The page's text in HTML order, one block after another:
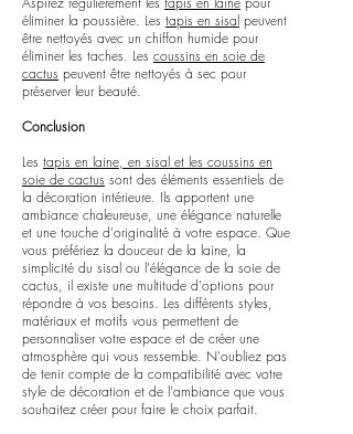
éliminer la poussière. Les tapis en sisal peuvent
être nettoyés avec un chiffon humide pour
éliminer les taches. Les coussins en soie de
cactus peuvent être nettoyés à sec pour
préserver leur beauté.
Conclusion
Les tapis en laine, en sisal et les coussins en
soie de cactus sont des éléments essentiels de
la décoration intérieure. Ils apportent une
ambiance chaleureuse, une élégance naturelle
et une touche d'originalité à votre espace. Que
vous préfériez la douceur de la laine, la
simplicité du sisal ou l'élégance de la soie de
cactus, il existe une multitude d'options pour
répondre à vos besoins. Les différents styles,
matériaux et motifs vous permettent de
personnaliser votre espace et de créer une
atmosphère qui vous ressemble. N'oubliez pas
de tenir compte de la compatibilité avec votre
style de décoration et de l'ambiance que vous
souhaitez créer pour faire le choix parfait.